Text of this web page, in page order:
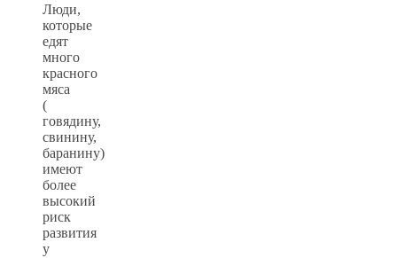
Люди,
которые
едят
много
красного
мяса
(
говядину,
свинину,
баранину)
имеют
более
высокий
риск
развития
у